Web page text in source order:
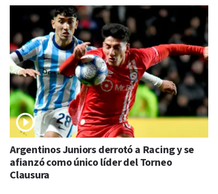
Argentinos Juniors derrotó a Racing y se
afianzó como único líder del Torneo
Clausura